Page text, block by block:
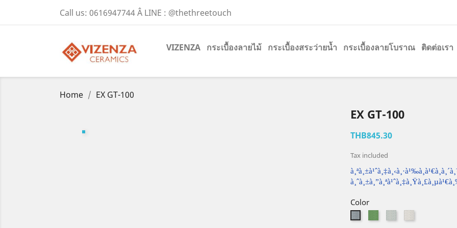
Call us: 0616947744 Â LINE : @thethreetouch
VIZENZA กระเบื้องลายไม้ กระเบื้องสระว่ายน้ำ กระเบื้องลายโบราณ ติดต่อเรา
Home EX GT-100
EX GT-100
THB845.30
Tax included
Color